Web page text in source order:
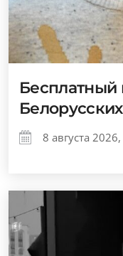
Белорусских
8 августа